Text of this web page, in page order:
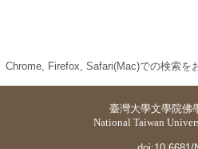
Chrome, Firefox, Safari(Mac)での検索を
臺灣大學文學院佛
National Taiwan